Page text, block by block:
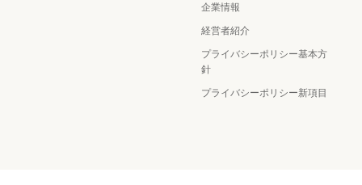
企業情報
経営者紹介
プライバシーポリシー基本方
針
プライバシーポリシー新項目